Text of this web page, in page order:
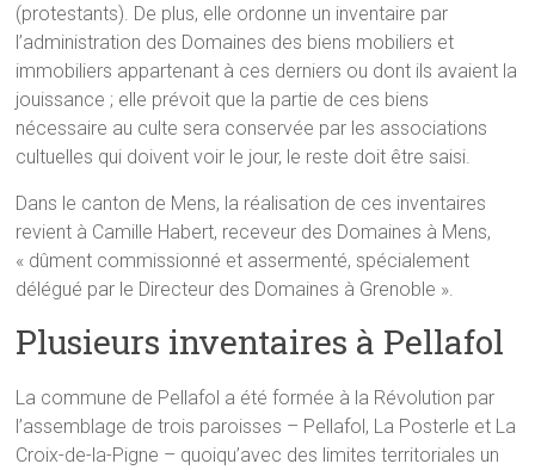
(protestants). De plus, elle ordonne un inventaire par
l’administration des Domaines des biens mobiliers et
immobiliers appartenant à ces derniers ou dont ils avaient la
jouissance ; elle prévoit que la partie de ces biens
nécessaire au culte sera conservée par les associations
cultuelles qui doivent voir le jour, le reste doit être saisi.
Dans le canton de Mens, la réalisation de ces inventaires
revient à Camille Habert, receveur des Domaines à Mens,
« dûment commissionné et assermenté, spécialement
délégué par le Directeur des Domaines à Grenoble ».
Plusieurs inventaires à Pellafol
La commune de Pellafol a été formée à la Révolution par
l’assemblage de trois paroisses – Pellafol, La Posterle et La
Croix-de-la-Pigne – quoiqu’avec des limites territoriales un